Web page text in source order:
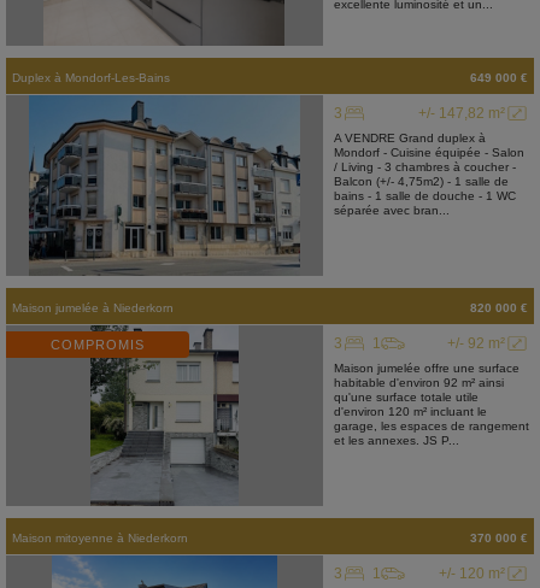
excellente luminosité et un...
Duplex à Mondorf-Les-Bains 649 000 €
+/- 147,82 m²
3
A VENDRE Grand duplex à
Mondorf - Cuisine équipée - Salon
/ Living - 3 chambres à coucher -
Balcon (+/- 4,75m2) - 1 salle de
bains - 1 salle de douche - 1 WC
séparée avec bran...
Maison jumelée à Niederkorn 820 000 €
COMPROMIS +/- 92 m²
3 1
Maison jumelée offre une surface
habitable d'environ 92 m² ainsi
qu'une surface totale utile
d'environ 120 m² incluant le
garage, les espaces de rangement
et les annexes. JS P...
Maison mitoyenne à Niederkorn 370 000 €
+/- 120 m²
3 1